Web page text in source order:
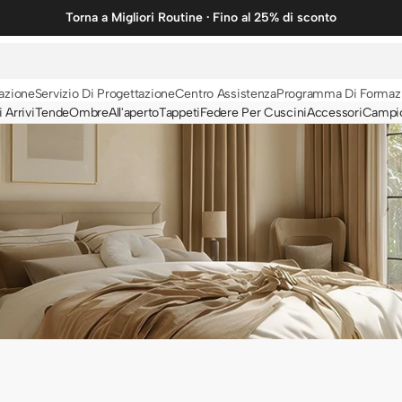
Torna a Migliori Routine · Fino al 25% di sconto
Servizio Di ProgettazioneCentro AssistenzaProgramma Di
ArriviTende
Velluto
Sintetico
Lana
Stampa a caldo
Fantasia
Tende di design
OmbreAll'apertoTappetiFedere Per CusciniAccessori